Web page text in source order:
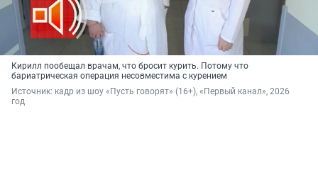
Кирилл пообещал врачам, что бросит курить. Потому что
бариатрическая операция несовместима с курением
Источник: кадр из шоу «Пусть говорят» (16+), «Первый канал», 2026
год